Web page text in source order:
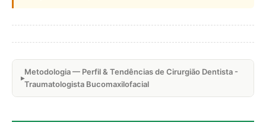
Metodologia — Perfil & Tendências de Cirurgião Dentista -
Traumatologista Bucomaxilofacial